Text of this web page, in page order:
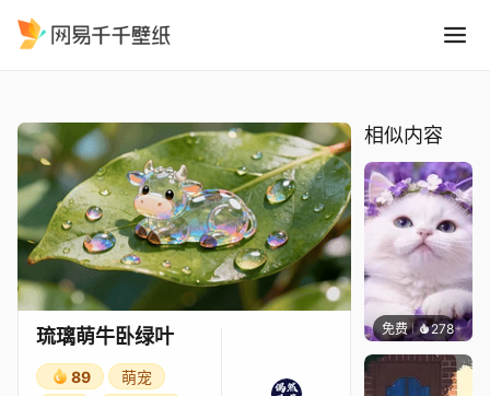
琉璃萌牛卧绿叶
89
萌宠
相似内容
免费 278豆子